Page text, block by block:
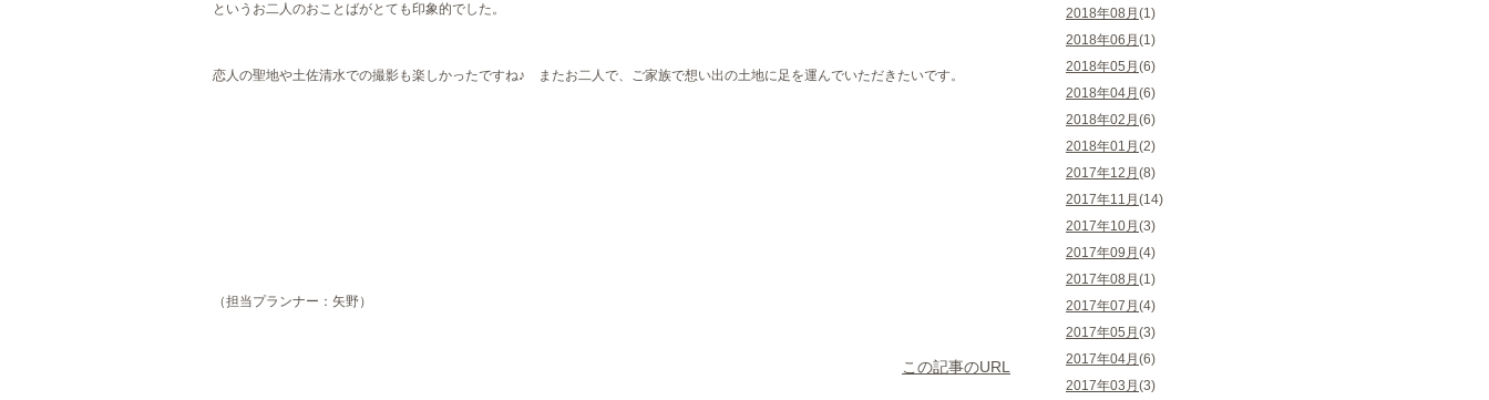
というお二人のおことばがとても印象的でした。
恋人の聖地や土佐清水での撮影も楽しかったですね♪ またお二人で、ご家族で想い出の土地に足を運んでいただきたいです。
（担当プランナー：矢野）
この記事のURL
2018年08月 (1)
2018年06月 (1)
2018年05月 (6)
2018年04月 (6)
2018年02月 (6)
2018年01月 (2)
2017年12月 (8)
2017年11月 (14)
2017年10月 (3)
2017年09月 (4)
2017年08月 (1)
2017年07月 (4)
2017年05月 (3)
2017年04月 (6)
2017年03月 (3)